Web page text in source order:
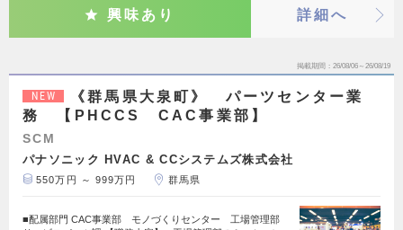
興味あり 詳細へ
掲載期間 26/08/06～26/08/19
NEW
《群馬県大泉町》 パーツセンター業
務 【PHCCS CAC事業部】
SCM
パナソニック HVAC & CCシステムズ株式会社
550万円 ～ 999万円 群馬県
■配属部門 CAC事業部 モノづくりセンター 工場管理部